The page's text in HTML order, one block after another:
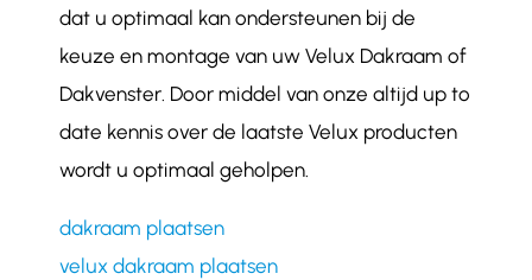
dat u optimaal kan ondersteunen bij de
keuze en montage van uw Velux Dakraam of
Dakvenster. Door middel van onze altijd up to
date kennis over de laatste Velux producten
wordt u optimaal geholpen.
dakraam plaatsen
velux dakraam plaatsen